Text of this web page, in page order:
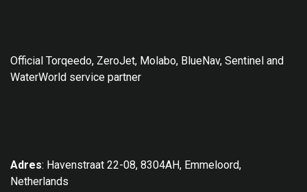
Official Torqeedo, ZeroJet, Molabo, BlueNav, Sentinel and
WaterWorld service partner
Adres: Havenstraat 22-08, 8304AH, Emmeloord,
Netherlands